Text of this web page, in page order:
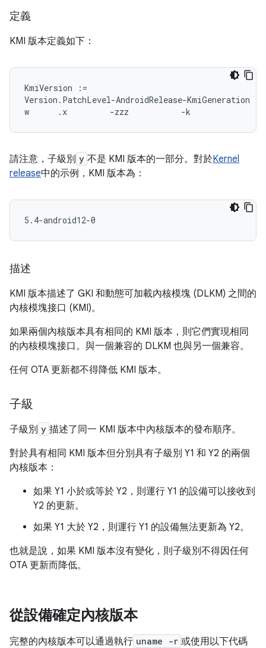
定義
KMI 版本定義如下：
KmiVersion :=
Version.PatchLevel-AndroidRelease-KmiGeneration
請注意，子級別 y 不是 KMI 版本的一部分。對於Kernel
release中的示例，KMI 版本為：
描述
KMI 版本描述了 GKI 和動態可加載內核模塊 (DLKM) 之間的
內核模塊接口 (KMI)。
如果兩個內核版本具有相同的 KMI 版本，則它們實現相同
的內核模塊接口。與一個兼容的 DLKM 也與另一個兼容。
任何 OTA 更新都不得降低 KMI 版本。
子級
子級別 y 描述了同一 KMI 版本中內核版本的發布順序。
對於具有相同 KMI 版本但分別具有子級別 Y1 和 Y2 的兩個
內核版本：
如果 Y1 小於或等於 Y2，則運行 Y1 的設備可以接收到
Y2 的更新。
如果 Y1 大於 Y2，則運行 Y1 的設備無法更新為 Y2。
也就是說，如果 KMI 版本沒有變化，則子級別不得因任何
OTA 更新而降低。
從設備確定內核版本
完整的內核版本可以通過執行 uname -r 或使用以下代碼